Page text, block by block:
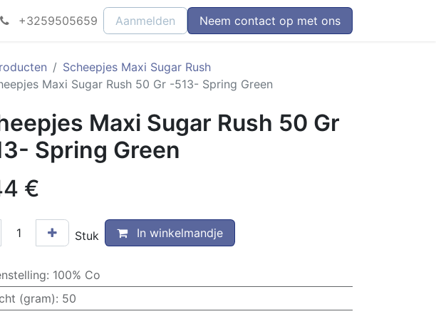
+3259505659 Aanmelden Neem contact op met ons
Scheepjes Maxi Sugar Rush
Maxi Sugar Rush 50 Gr -513- Spring Green
Maxi Sugar Rush 50 Gr
Spring Green
€
Stuk In winkelmandje
: 100% Co
(gram): 50